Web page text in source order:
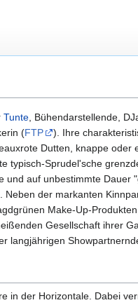
Tunte, Bühendarstellende,
(FTP
). Ihre
Dutten, knappe oder
typisch-Sprudel'sche
und auf unbestimmte Dauer
Neben der markanten
Make-Up-
Gesellschaft ihrer
langjährigen
in der Horizontale. Dabei